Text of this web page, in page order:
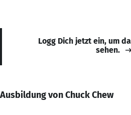
Logg Dich jetzt ein, um
sehen.
Ausbildung von Chuck Chew